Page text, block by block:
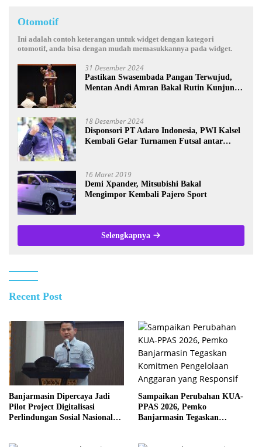
Otomotif
Ini adalah contoh keterangan untuk widget dengan kategori
otomotif, anda bisa dengan mudah memasukkannya pada widget.
31 Desember 2024
Pastikan Swasembada Pangan Terwujud,
Mentan Andi Amran Bakal Rutin Kunjungi
18 Desember 2024
Disponsori PT Adaro Indonesia, PWI Kalsel
Kembali Gelar Turnamen Futsal antar
16 Maret 2019
Demi Xpander, Mitsubishi Bakal
Mengimpor Kembali Pajero Sport
Selengkapnya
Recent Post
Banjarmasin Dipercaya Jadi
Pilot Project Digitalisasi
Perlindungan Sosial Nasional
Sampaikan Perubahan KUA-
PPAS 2026, Pemko
Banjarmasin Tegaskan